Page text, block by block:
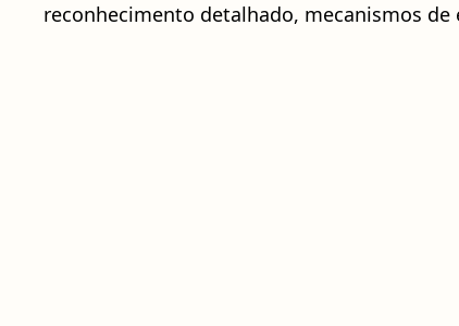
reconhecimento detalhado, mecanismos